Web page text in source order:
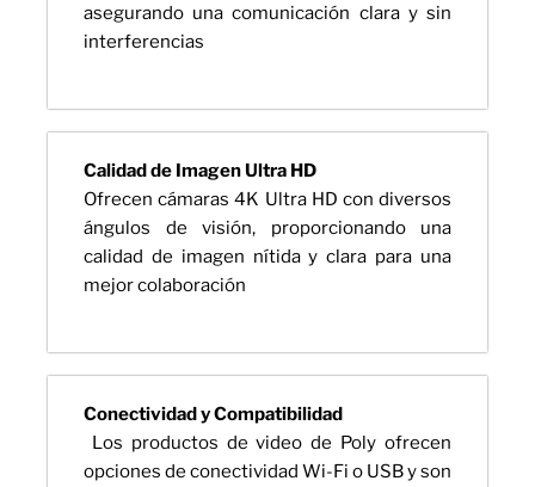
asegurando una comunicación clara y sin
interferencias
Calidad de Imagen Ultra HD
Ofrecen cámaras 4K Ultra HD con diversos
ángulos de visión, proporcionando una
calidad de imagen nítida y clara para una
mejor colaboración
Conectividad y Compatibilidad
Los productos de video de Poly ofrecen
opciones de conectividad Wi-Fi o USB y son